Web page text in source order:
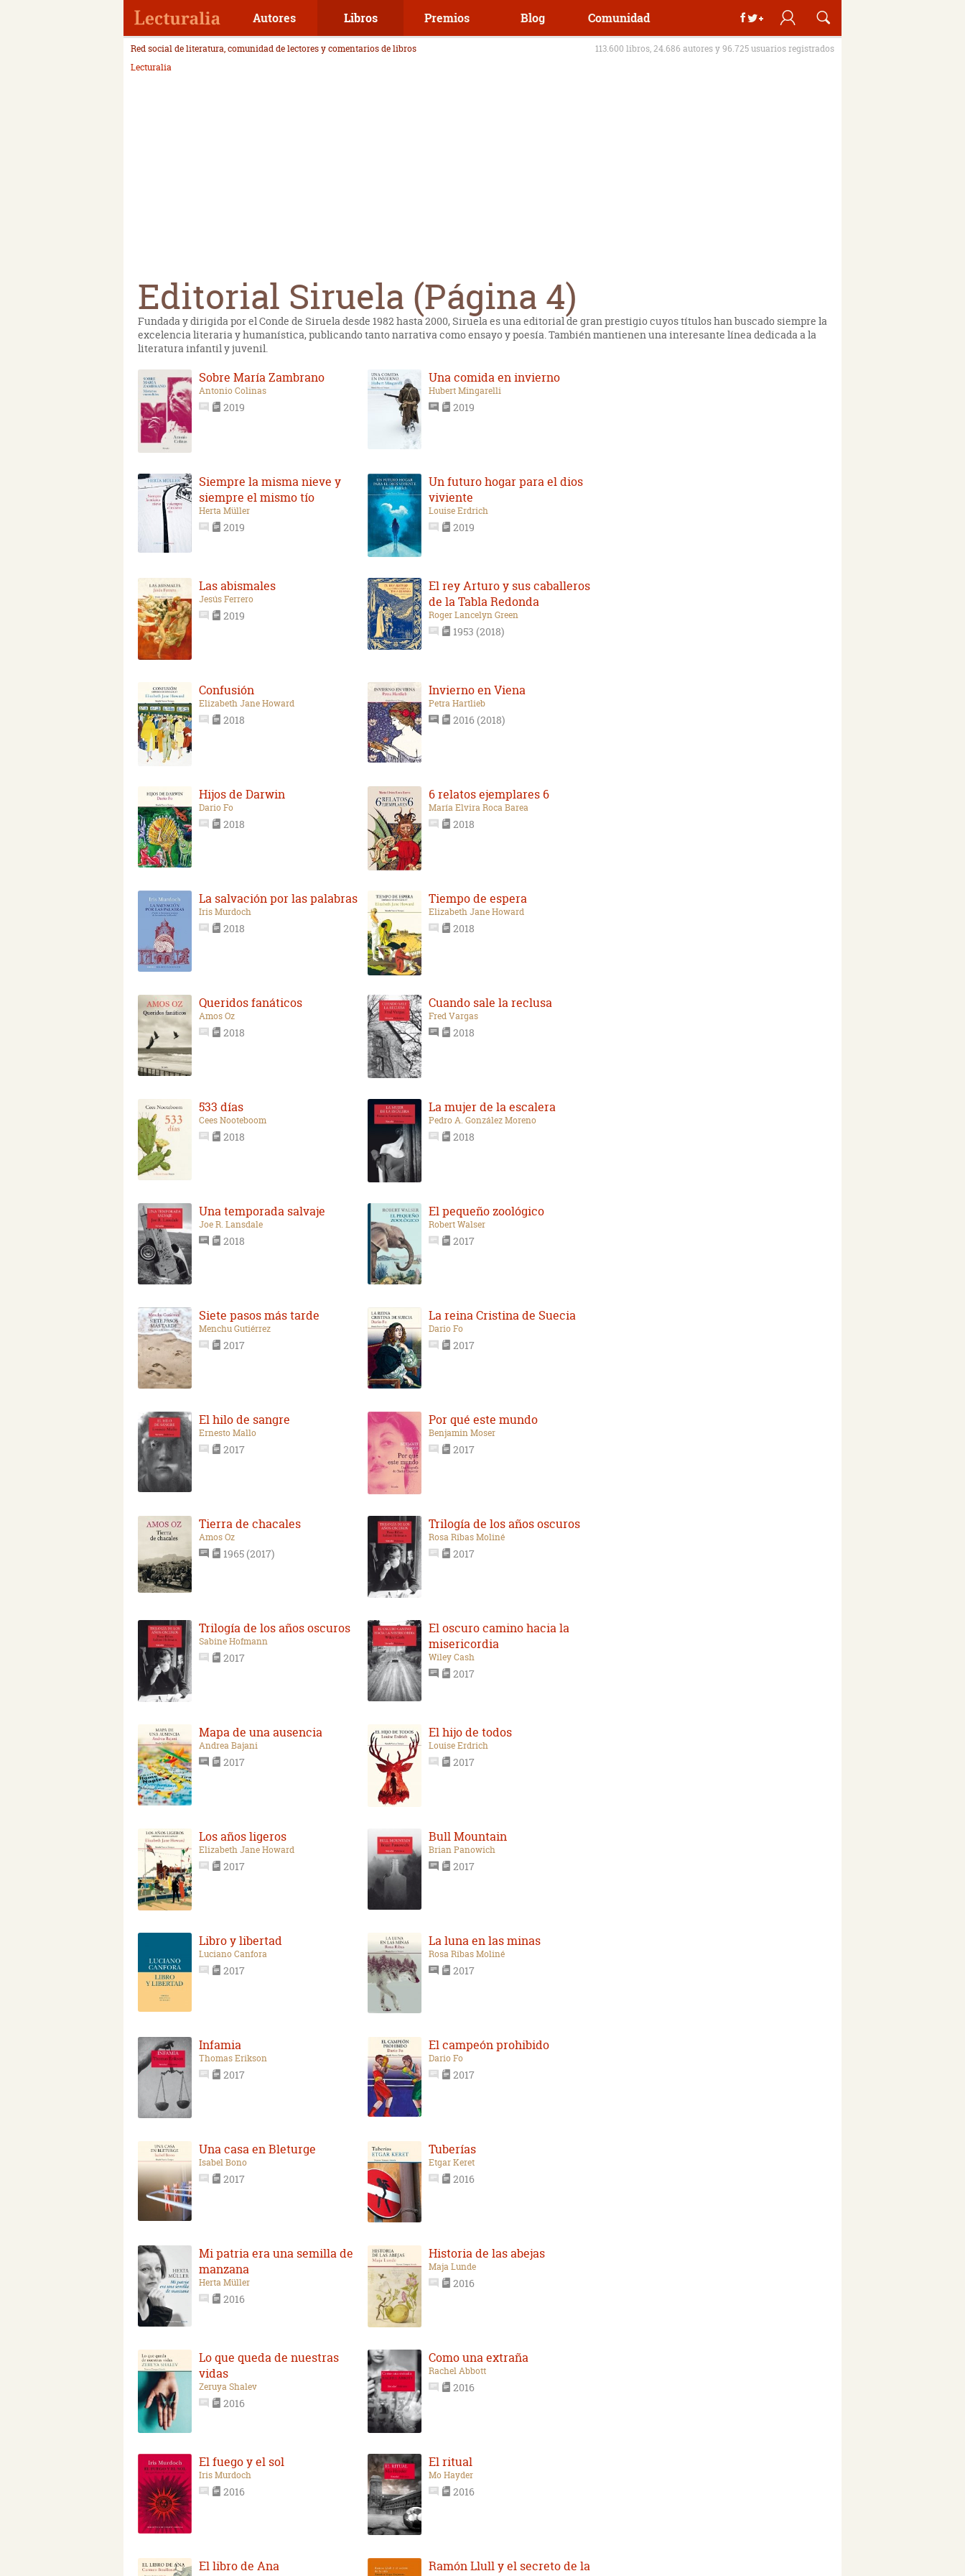
Autores Libros Premios Blog Comunidad
Red social de literatura, comunidad de lectores y comentarios de libros
113.600 libros, 24.686 autores y 96.725 usuarios registrados
Lecturalia
Editorial Siruela (Página 4)
Fundada y dirigida por el Conde de Siruela desde 1982 hasta 2000, Siruela es una editorial de gran prestigio cuyos títulos han buscado siempre la
excelencia literaria y humanística, publicando tanto narrativa como ensayo y poesía. También mantienen una interesante línea dedicada a la
literatura infantil y juvenil.
Sobre María Zambrano
Antonio Colinas
2019
Una comida en invierno
Hubert Mingarelli
2019
Siempre la misma nieve y
siempre el mismo tío
Herta Müller
2019
Un futuro hogar para el dios
viviente
Louise Erdrich
2019
Las abismales
Jesús Ferrero
2019
El rey Arturo y sus caballeros
de la Tabla Redonda
Roger Lancelyn Green
1953 (2018)
Confusión
Elizabeth Jane Howard
2018
Invierno en Viena
Petra Hartlieb
2016 (2018)
Hijos de Darwin
Dario Fo
2018
6 relatos ejemplares 6
María Elvira Roca Barea
2018
La salvación por las palabras
Iris Murdoch
2018
Tiempo de espera
Elizabeth Jane Howard
2018
Queridos fanáticos
Amos Oz
2018
Cuando sale la reclusa
Fred Vargas
2018
533 días
Cees Nooteboom
2018
La mujer de la escalera
Pedro A. González Moreno
2018
Una temporada salvaje
Joe R. Lansdale
2018
El pequeño zoológico
Robert Walser
2017
Siete pasos más tarde
Menchu Gutiérrez
2017
La reina Cristina de Suecia
Dario Fo
2017
El hilo de sangre
Ernesto Mallo
2017
Por qué este mundo
Benjamin Moser
2017
Tierra de chacales
Amos Oz
1965 (2017)
Trilogía de los años oscuros
Rosa Ribas Moliné
2017
Trilogía de los años oscuros
Sabine Hofmann
2017
El oscuro camino hacia la
misericordia
Wiley Cash
2017
Mapa de una ausencia
Andrea Bajani
2017
El hijo de todos
Louise Erdrich
2017
Los años ligeros
Elizabeth Jane Howard
2017
Bull Mountain
Brian Panowich
2017
Libro y libertad
Luciano Canfora
2017
La luna en las minas
Rosa Ribas Moliné
2017
Infamia
Thomas Erikson
2017
El campeón prohibido
Dario Fo
2017
Una casa en Bleturge
Isabel Bono
2017
Tuberías
Etgar Keret
2016
Mi patria era una semilla de
manzana
Herta Müller
2016
Historia de las abejas
Maja Lunde
2016
Lo que queda de nuestras
vidas
Zeruya Shalev
2016
Como una extraña
Rachel Abbott
2016
El fuego y el sol
Iris Murdoch
2016
El ritual
Mo Hayder
2016
El libro de Ana
Ramón Llull y el secreto de la